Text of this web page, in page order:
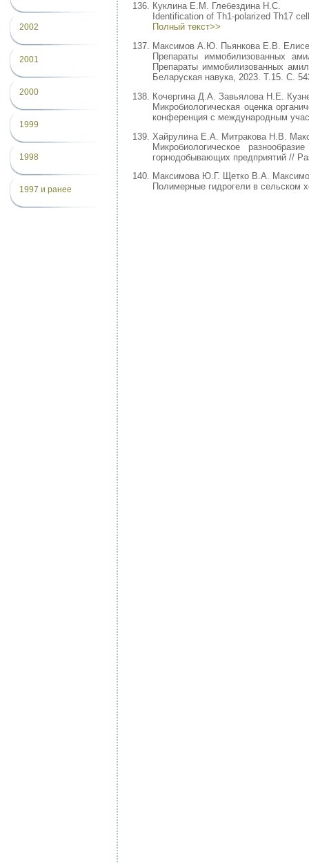
2002
2001
2000
1999
1998
1997 и ранее
Куклина Е.М. Глебездина Н.С.
Identification of Th1-polarized Th17
Полный текст>>
Максимов А.Ю. Пьянкова Е.В.
Препараты иммобилизованных
Препараты иммобилизованных
Беларуская навука, 2023. Т.15. С.
Кочергина Д.А. Завьялова Н.Е.
Микробиологическая оценка
конференция с международным
Хайрулина Е.А. Митракова Н.В.
Микробиологическое
горнодобывающих предприятий //
Максимова Ю.Г. Щетко В.А.
Полимерные гидрогели в сельском